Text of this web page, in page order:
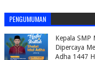
PENGUMUMAN
Kepala SMP
Dipercaya
Adha 1447